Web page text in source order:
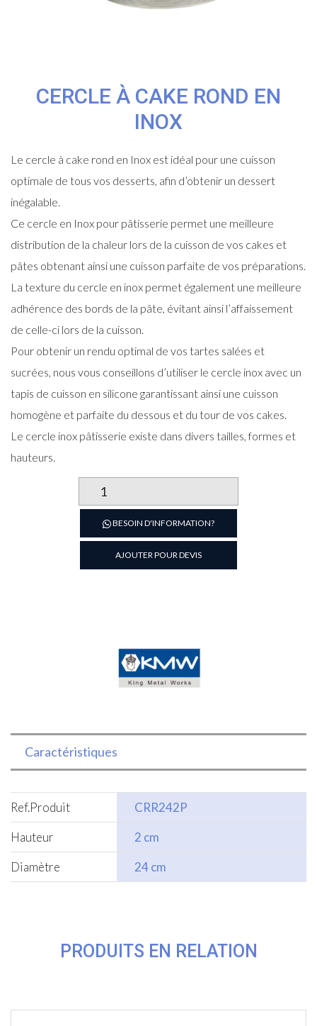
CERCLE À CAKE ROND EN
INOX
Le cercle à cake rond en Inox est idéal pour une cuisson
optimale de tous vos desserts, afin d’obtenir un dessert
inégalable.
Ce cercle en Inox pour pâtisserie permet une meilleure
distribution de la chaleur lors de la cuisson de vos cakes et
pâtes obtenant ainsi une cuisson parfaite de vos préparations.
La texture du cercle en inox permet également une meilleure
adhérence des bords de la pâte, évitant ainsi l’affaissement
de celle-ci lors de la cuisson.
Pour obtenir un rendu optimal de vos tartes salées et
sucrées, nous vous conseillons d’utiliser le cercle inox avec un
tapis de cuisson en silicone garantissant ainsi une cuisson
homogène et parfaite du dessous et du tour de vos cakes.
Le cercle inox pâtisserie existe dans divers tailles, formes et
hauteurs.
de
Cercle
à
cake
rond
BESOIN D'INFORMATION?
AJOUTER POUR DEVIS
Caractéristiques
Ref.Produit
CRR242P
Hauteur
2 cm
Diamètre
24 cm
PRODUITS EN RELATION